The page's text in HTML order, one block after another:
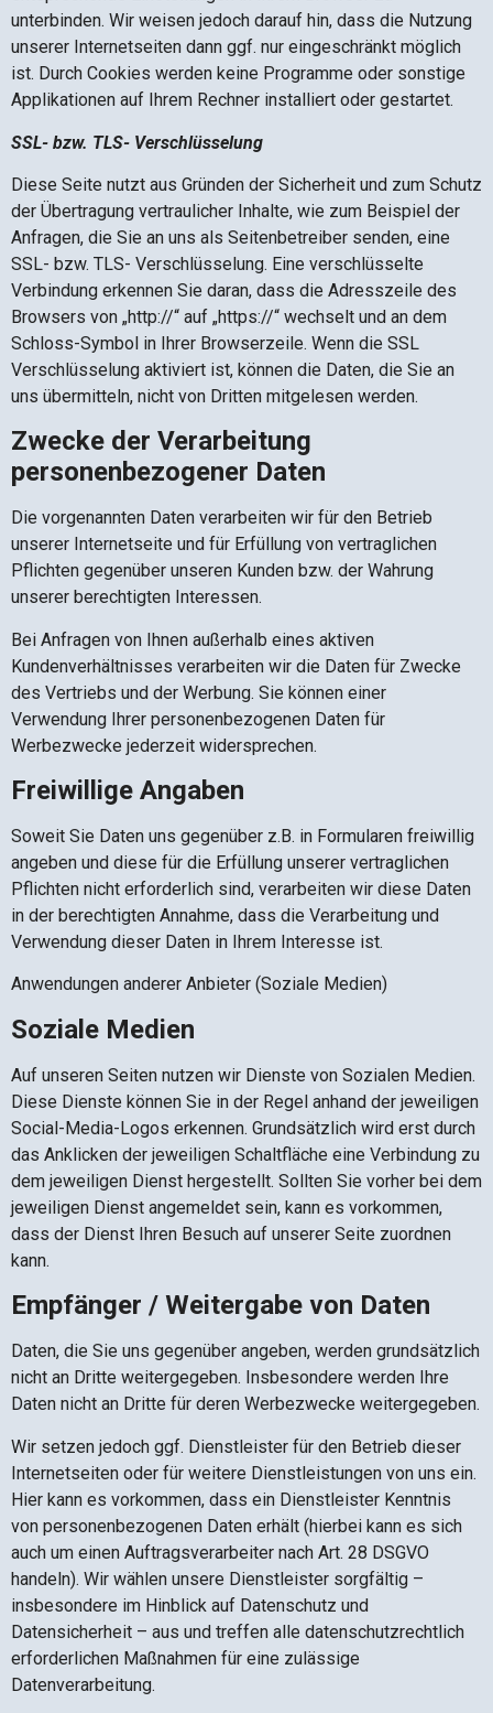
unterbinden. Wir weisen jedoch darauf hin, dass die Nutzung
unserer Internetseiten dann ggf. nur eingeschränkt möglich
ist. Durch Cookies werden keine Programme oder sonstige
Applikationen auf Ihrem Rechner installiert oder gestartet.
SSL- bzw. TLS- Verschlüsselung
Diese Seite nutzt aus Gründen der Sicherheit und zum Schutz
der Übertragung vertraulicher Inhalte, wie zum Beispiel der
Anfragen, die Sie an uns als Seitenbetreiber senden, eine
SSL- bzw. TLS- Verschlüsselung. Eine verschlüsselte
Verbindung erkennen Sie daran, dass die Adresszeile des
Browsers von „http://“ auf „https://“ wechselt und an dem
Schloss-Symbol in Ihrer Browserzeile. Wenn die SSL
Verschlüsselung aktiviert ist, können die Daten, die Sie an
uns übermitteln, nicht von Dritten mitgelesen werden.
Zwecke der Verarbeitung
personenbezogener Daten
Die vorgenannten Daten verarbeiten wir für den Betrieb
unserer Internetseite und für Erfüllung von vertraglichen
Pflichten gegenüber unseren Kunden bzw. der Wahrung
unserer berechtigten Interessen.
Bei Anfragen von Ihnen außerhalb eines aktiven
Kundenverhältnisses verarbeiten wir die Daten für Zwecke
des Vertriebs und der Werbung. Sie können einer
Verwendung Ihrer personenbezogenen Daten für
Werbezwecke jederzeit widersprechen.
Freiwillige Angaben
Soweit Sie Daten uns gegenüber z.B. in Formularen freiwillig
angeben und diese für die Erfüllung unserer vertraglichen
Pflichten nicht erforderlich sind, verarbeiten wir diese Daten
in der berechtigten Annahme, dass die Verarbeitung und
Verwendung dieser Daten in Ihrem Interesse ist.
Anwendungen anderer Anbieter (Soziale Medien)
Soziale Medien
Auf unseren Seiten nutzen wir Dienste von Sozialen Medien.
Diese Dienste können Sie in der Regel anhand der jeweiligen
Social-Media-Logos erkennen. Grundsätzlich wird erst durch
das Anklicken der jeweiligen Schaltfläche eine Verbindung zu
dem jeweiligen Dienst hergestellt. Sollten Sie vorher bei dem
jeweiligen Dienst angemeldet sein, kann es vorkommen,
dass der Dienst Ihren Besuch auf unserer Seite zuordnen
kann.
Empfänger / Weitergabe von Daten
Daten, die Sie uns gegenüber angeben, werden grundsätzlich
nicht an Dritte weitergegeben. Insbesondere werden Ihre
Daten nicht an Dritte für deren Werbezwecke weitergegeben.
Wir setzen jedoch ggf. Dienstleister für den Betrieb dieser
Internetseiten oder für weitere Dienstleistungen von uns ein.
Hier kann es vorkommen, dass ein Dienstleister Kenntnis
von personenbezogenen Daten erhält (hierbei kann es sich
auch um einen Auftragsverarbeiter nach Art. 28 DSGVO
handeln). Wir wählen unsere Dienstleister sorgfältig –
insbesondere im Hinblick auf Datenschutz und
Datensicherheit – aus und treffen alle datenschutzrechtlich
erforderlichen Maßnahmen für eine zulässige
Datenverarbeitung.